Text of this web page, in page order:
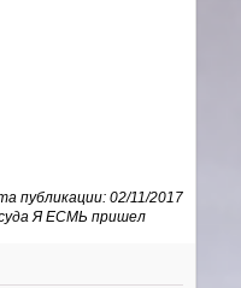
публикации: 02/11/2017
Я ЕСМЬ пришел